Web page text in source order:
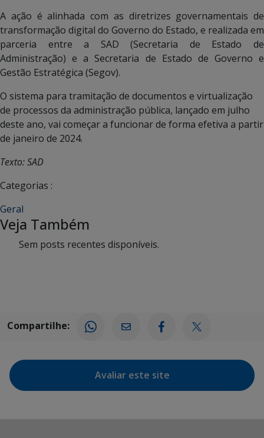
A ação é alinhada com as diretrizes governamentais de
transformação digital do Governo do Estado, e realizada em
parceria entre a SAD (Secretaria de Estado de
Administração) e a Secretaria de Estado de Governo e
Gestão Estratégica (Segov).
O sistema para tramitação de documentos e virtualização
de processos da administração pública, lançado em julho
deste ano, vai começar a funcionar de forma efetiva a partir
de janeiro de 2024.
Texto: SAD
Categorias :
Geral
Veja Também
Sem posts recentes disponíveis.
Compartilhe:
Avaliar este site